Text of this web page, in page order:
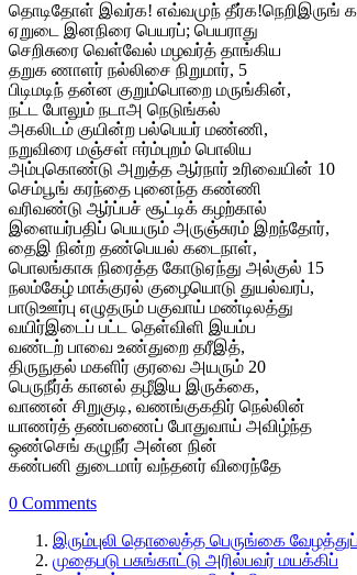
தொடிதோள் இவர்க! எவ்வமுந் தீர்க!நெறிஇருங்
ஏறுடை இனநிரை பெயரப்; பெயராது
செறிசுரை வெள்வேல் மழவர்த் தாங்கிய
தறுக ணாளர் நல்லிசை நிறுமார், 5
பிடிமடிந் தன்ன குறும்பொறை மருங்கின்,
நட்ட போலும் நடாஅ நெடுங்கல்
அகலிடம் குயின்ற பல்பெயர் மண்ணி,
நறுவிரை மஞ்சள் ஈர்ம்புறம் பொலிய
அம்புகொண்டு அறுத்த ஆர்நார் உரிவையின் 10
செம்பூங் கரந்தை புனைந்த கண்ணி
வரிவண்டு ஆர்ப்பச் சூட்டிக் கழற்கால்
இளையர்பதிப் பெயரும் அருஞ்சுரம் இறந்தோர்,
தைஇ நின்ற தண்பெயல் கடைநாள்,
பொலங்காசு நிரைத்த கோடுஏந்து அல்குல் 15
நலம்கேழ் மாக்குரல் குழையொடு துயல்வரப்,
பாடுஊர்பு எழுதரும் பகுவாய் மண்டிலத்து
வயிர்இடைப் பட்ட தெள்விளி இயம்ப
வண்டற் பாவை உண்துறை தரீஇத்,
திருநுதல் மகளிர் குரவை அயரும் 20
பெருநீர்க் கானல் தழீஇய இருக்கை,
வாணன் சிறுகுடி, வணங்குகதிர் நெல்லின்
யாணர்த் தண்பணைப் போதுவாய் அவிழ்ந்த
ஒண்செங் கழுநீர் அன்ன நின்
கண்பனி துடைமார் வந்தனர் விரைந்தே
0 Comments
இரும்புலி தொலைத்த பெருங்கை வேழத்துப்
முதைபடு பசுங்காட்டு அரில்பவர் மயக்கிப்